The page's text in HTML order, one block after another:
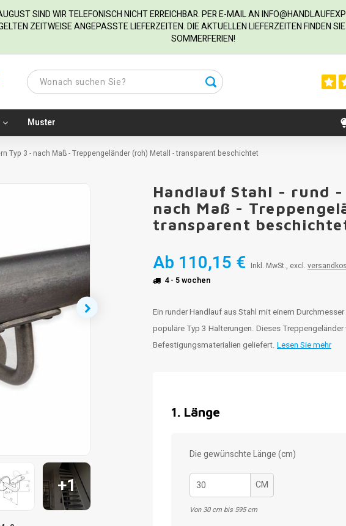
SIND WIR TELEFONISCH NICHT ERREICHBAR. PER E-MAIL AN
ZEITWEISE ANGEPASSTE LIEFERZEITEN. DIE AKTUELLEN LIEFERZEITEN FINDEN
SOMMERFERIEN!
Muster
Typ 3 - nach Maß - Treppengeländer (roh) Metall - transparent beschichtet
+1
Handlauf Stahl - rund
nach Maß -
transparent
Ab 110,15 € Inkl. MwSt., excl.
4 - 5 wochen
Ein runder Handlauf aus Stahl mit einem
populäre Typ 3 Halterungen. Dieses
Befestigungsmaterialien geliefert. Lesen Sie mehr
1. Länge
Die gewünschte Länge (cm)
CM
Von 30 cm bis 595 cm